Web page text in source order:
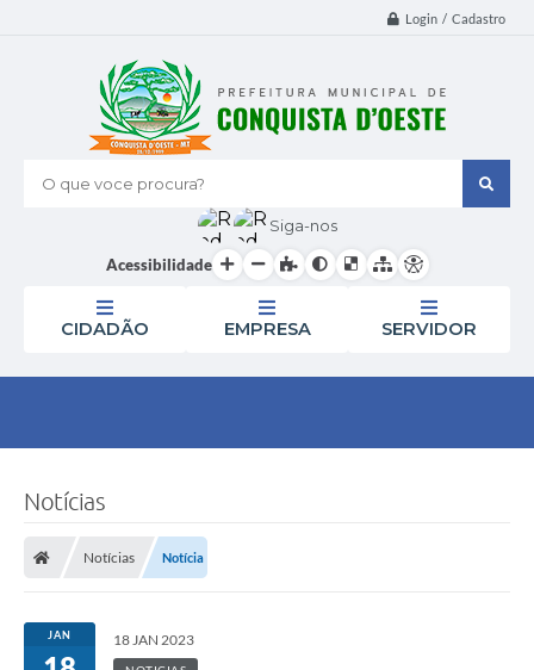
Login / Cadastro
O que voce procura?
Siga-nos
Acessibilidade
CIDADÃO EMPRESA SERVIDOR
Notícias
Notícias Notícia
JAN 18 JAN 2023